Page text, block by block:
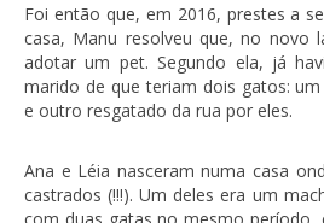
Foi então que, em 2016, prestes a
casa, Manu resolveu que, no novo
adotar um pet. Segundo ela, já
marido de que teriam dois gatos:
e outro resgatado da rua por eles.
Ana e Léia nasceram numa casa
castrados (!!!). Um deles era um